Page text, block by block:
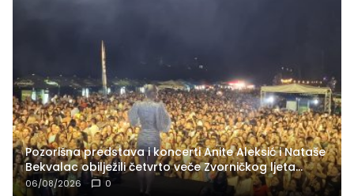
Pozorišna predstava i koncerti Anite Aleksić i Nataše
Bekvalac obilježili četvrto veče Zvorničkog ljeta
(FOTO)
06/08/2026 0